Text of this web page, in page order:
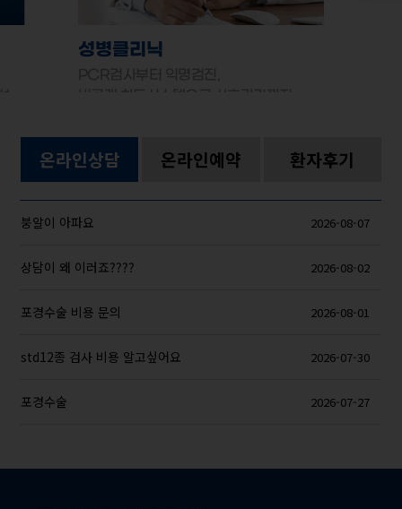
성병클리닉
온라인상담 온라인예약 환자후기
붕알이 아파요 2026-08-07
상담이 왜 이러죠???? 2026-08-02
포경수술 비용 문의 2026-08-01
std12종 검사 비용 알고싶어요 2026-07-30
포경수술 2026-07-27